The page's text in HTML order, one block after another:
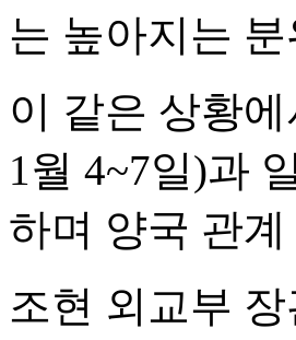
는 높아지는
이 같은 상황
1월 4~7일)과
하며 양국 관
조현 외교부